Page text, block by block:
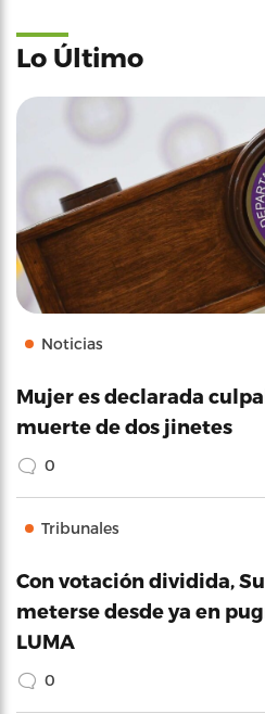
Lo Último
Noticias
Mujer es declarada
muerte de dos jinetes
0
Tribunales
Con votación dividida,
meterse desde ya en
LUMA
0